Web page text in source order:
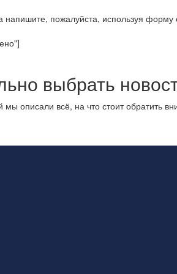
напишите, пожалуйста, используя форму
выбрать
описали всё, на что стоит обратить